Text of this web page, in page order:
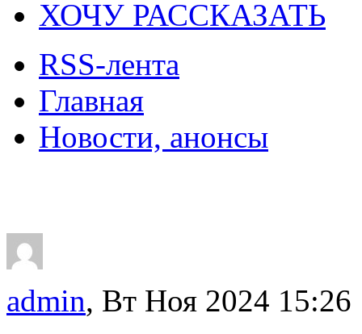
ХОЧУ РАССКАЗАТЬ
RSS-лента
Главная
Новости, анонсы
admin, Вт Ноя 2024 15:26